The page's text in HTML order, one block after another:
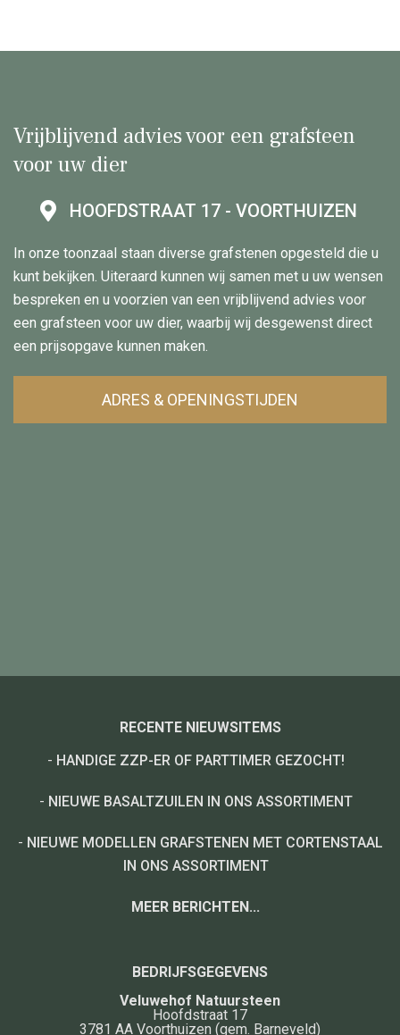
Vrijblijvend advies voor een grafsteen
voor uw dier
HOOFDSTRAAT 17 - VOORTHUIZEN
In onze toonzaal staan diverse grafstenen opgesteld die u
kunt bekijken. Uiteraard kunnen wij samen met u uw wensen
bespreken en u voorzien van een vrijblijvend advies voor
een grafsteen voor uw dier, waarbij wij desgewenst direct
een prijsopgave kunnen maken.
ADRES & OPENINGSTIJDEN
BEDRIJFSGEGEVENS
Veluwehof Natuursteen
Hoofdstraat 17
3781 AA Voorthuizen (gem. Barneveld)
RECENTE NIEUWSITEMS
- HANDIGE ZZP-ER OF PARTTIMER GEZOCHT!
- NIEUWE BASALTZUILEN IN ONS ASSORTIMENT
- NIEUWE MODELLEN GRAFSTENEN MET CORTENSTAAL
IN ONS ASSORTIMENT
MEER BERICHTEN...